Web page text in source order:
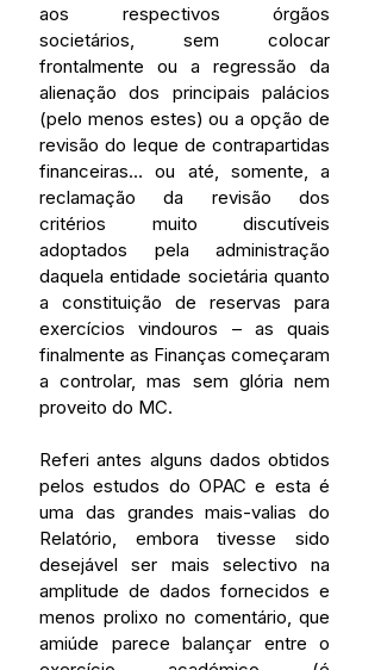
aos respectivos órgãos
societários, sem colocar
frontalmente ou a regressão da
alienação dos principais palácios
(pelo menos estes) ou a opção de
revisão do leque de contrapartidas
financeiras… ou até, somente, a
reclamação da revisão dos
critérios muito discutíveis
adoptados pela administração
daquela entidade societária quanto
a constituição de reservas para
exercícios vindouros – as quais
finalmente as Finanças começaram
a controlar, mas sem glória nem
proveito do MC.
Referi antes alguns dados obtidos
pelos estudos do OPAC e esta é
uma das grandes mais-valias do
Relatório, embora tivesse sido
desejável ser mais selectivo na
amplitude de dados fornecidos e
menos prolixo no comentário, que
amiúde parece balançar entre o